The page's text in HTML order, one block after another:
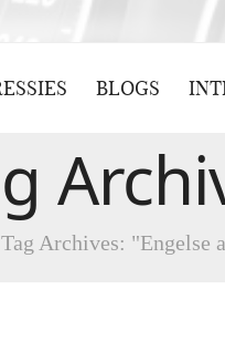
BLOGS
Tag Archives: "Engelse